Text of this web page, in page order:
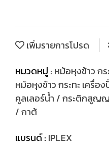
เพิ่มรายการโปรด
หมวดหมู่ : หม้อหุงข้าว กร
หม้อหุงข้าว กระทะ เครื่อ
คูลเลอร์น้ำ / กระติกสูญ
/ กาต้
แบรนด์ : IPLEX